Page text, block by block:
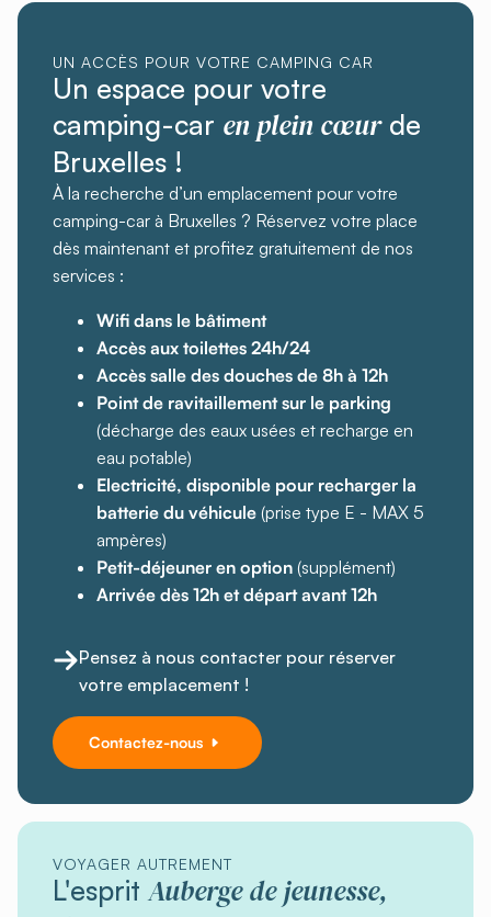
UN ACCÈS POUR VOTRE CAMPING CAR
Un espace pour votre
camping-car en plein cœurde
Bruxelles !
À la recherche d’un emplacement pour votre
camping-car à Bruxelles ? Réservez votre place
dès maintenant et profitez gratuitement de nos
services :
Wifi dans le bâtiment
Accès aux toilettes 24h/24
Accès salle des douches de 8h à 12h
Point de ravitaillement sur le parking
(décharge des eaux usées et recharge en
eau potable)
Electricité, disponible pour recharger la
batterie du véhicule (prise type E - MAX 5
ampères)
Petit-déjeuner en option (supplément)
Arrivée dès 12h et départ avant 12h
Pensez à nous contacter pour réserver
votre emplacement !
Contactez-nous
VOYAGER AUTREMENT
L'esprit Auberge de jeunesse,